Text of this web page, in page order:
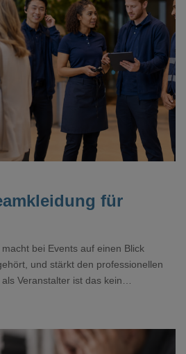
Loading...
für
bei Events auf einen Blick
und stärkt den professionellen
Veranstalter ist das kein
Stickerei oder mehreren